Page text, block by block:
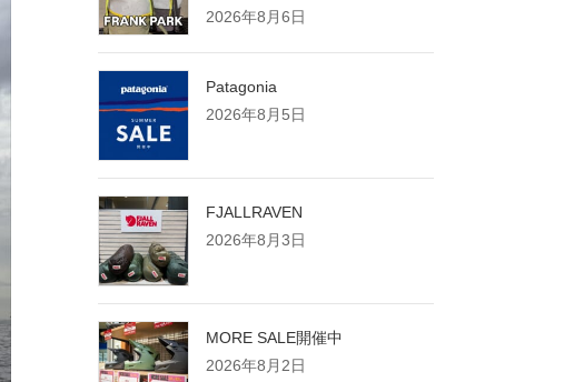
2026年8月6日
Patagonia
2026年8月5日
FJALLRAVEN
2026年8月3日
MORE SALE開催中
2026年8月2日